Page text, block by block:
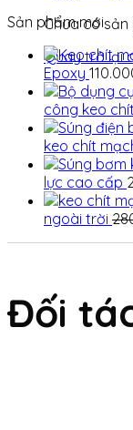
Chưa có
Quay trở lại
Sản phẩm mới
Epoxy
công keo
keo chít
lực cao cấp
ngoài trời
Đối